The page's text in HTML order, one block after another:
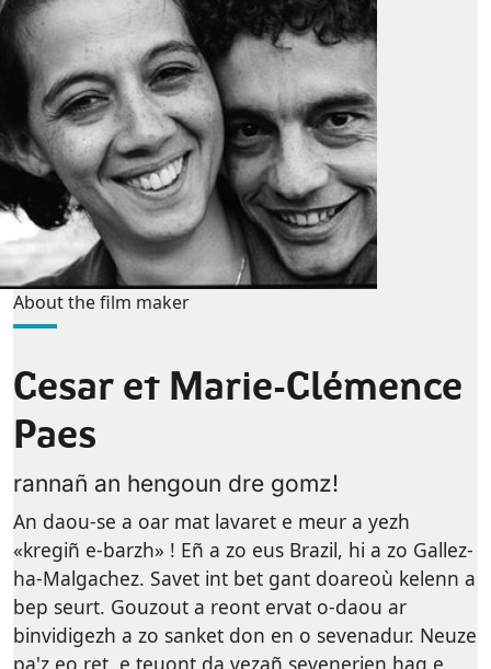
About the film maker
Cesar et Marie-Clémence
Paes
rannañ an hengoun dre gomz!
An daou-se a oar mat lavaret e meur a yezh
«kregiñ e-barzh» ! Eñ a zo eus Brazil, hi a zo Gallez-
ha-Malgachez. Savet int bet gant doareoù kelenn a
bep seurt. Gouzout a reont ervat o-daou ar
binvidigezh a zo sanket don en o sevenadur. Neuze
pa'z eo ret, e teuont da vezañ sevenerien hag e